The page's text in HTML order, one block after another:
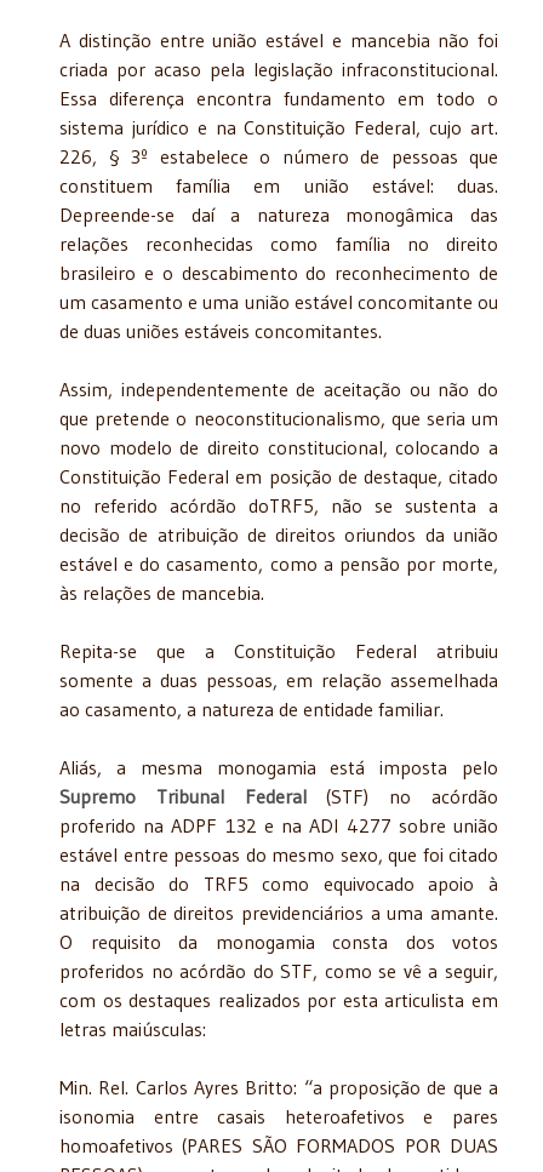
A distinção entre união estável e mancebia não foi
criada por acaso pela legislação infraconstitucional.
Essa diferença encontra fundamento em todo o
sistema jurídico e na Constituição Federal, cujo art.
226, § 3º estabelece o número de pessoas que
constituem família em união estável: duas.
Depreende-se daí a natureza monogâmica das
relações reconhecidas como família no direito
brasileiro e o descabimento do reconhecimento de
um casamento e uma união estável concomitante ou
de duas uniões estáveis concomitantes.
Assim, independentemente de aceitação ou não do
que pretende o neoconstitucionalismo, que seria um
novo modelo de direito constitucional, colocando a
Constituição Federal em posição de destaque, citado
no referido acórdão doTRF5, não se sustenta a
decisão de atribuição de direitos oriundos da união
estável e do casamento, como a pensão por morte,
às relações de mancebia.
Repita-se que a Constituição Federal atribuiu
somente a duas pessoas, em relação assemelhada
ao casamento, a natureza de entidade familiar.
Aliás, a mesma monogamia está imposta pelo
Supremo Tribunal Federal(STF) no acórdão
proferido na ADPF 132 e na ADI 4277 sobre união
estável entre pessoas do mesmo sexo, que foi citado
na decisão do TRF5 como equivocado apoio à
atribuição de direitos previdenciários a uma amante.
O requisito da monogamia consta dos votos
proferidos no acórdão do STF, como se vê a seguir,
com os destaques realizados por esta articulista em
letras maiúsculas:
Min. Rel. Carlos Ayres Britto: “a proposição de que a
isonomia entre casais heteroafetivos e pares
homoafetivos (PARES SÃO FORMADOS POR DUAS